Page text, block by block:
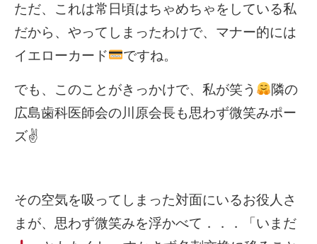
ただ、これは常日頃はちゃめちゃをしている私
だから、やってしまったわけで、マナー的には
イエローカード
ですね。
でも、このことがきっかけで、私が笑う
隣の
広島歯科医師会の川原会長も思わず微笑みポー
ズ✌
その空気を吸ってしまった対面にいるお役人さ
まが、思わず微笑みを浮かべて．．．「いまだ